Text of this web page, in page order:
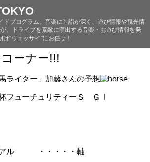
ドプログラム。音楽に造詣が深く、遊び情報や観光情
、ドライブを素敵に演出する音楽・お遊び情報を発
“ウェッサイ”にお任せ！
ーナー!!!
ライター」加藤さんの予想
フューチュリティーＳ ＧⅠ
アル ・・・・・軸